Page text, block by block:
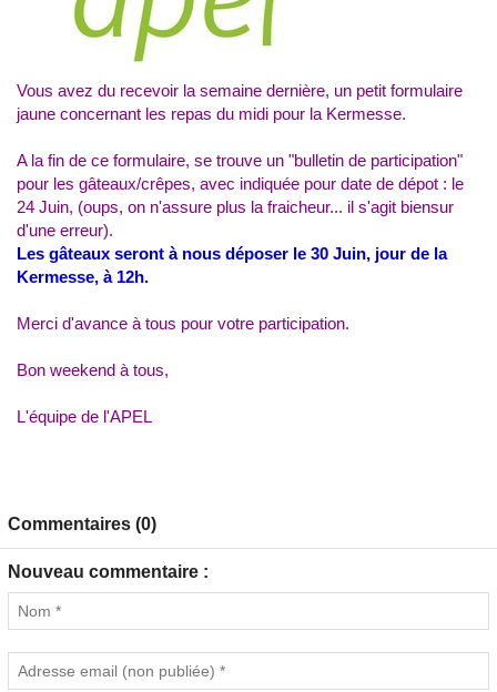
Vous avez du recevoir la semaine dernière, un petit formulaire
jaune concernant les repas du midi pour la Kermesse.
A la fin de ce formulaire, se trouve un "bulletin de participation"
pour les gâteaux/crêpes, avec indiquée pour date de dépot : le
24 Juin, (oups, on n'assure plus la fraicheur... il s'agit biensur
d'une erreur).
Les gâteaux seront à nous déposer le 30 Juin, jour de la
Kermesse, à 12h.
Merci d'avance à tous pour votre participation.
Bon weekend à tous,
L'équipe de l'APEL
Commentaires (0)
Nouveau commentaire :